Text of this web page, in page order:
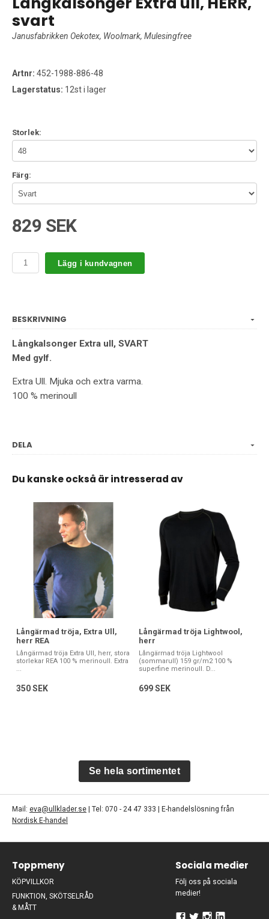
svart
Janusfabrikken Oekotex, Woolmark, Mulesingfree
Artnr: 452-1988-886-48
Lagerstatus: 12st i lager
Storlek:
Färg:
829 SEK
Lägg i kundvagnen
BESKRIVNING
Långkalsonger Extra ull, SVART
Med gylf.
Extra Ull. Mjuka och extra varma.
100 % merinoull
DELA
Du kanske också är intresserad av
Långärmad tröja, Extra Ull,
herr REA
Långärmad tröja Extra Ull, herr, stora
storlekar REA 100 % merinoull. Extra
...
350 SEK
Långärmad tröja Lightwool,
herr
Långärmad tröja Lightwool
(sommarull) 159 gr/m2 100 %
superfine merinoull. D...
699 SEK
Se hela sortimentet
Mail: eva@ullklader.se | Tel: 070 - 24 47 333 | E-handelslösning från
Nordisk E-handel
Toppmeny
KÖPVILLKOR
FUNKTION, SKÖTSELRÅD
& MÅTT
Sociala medier
Följ oss på sociala
medier!